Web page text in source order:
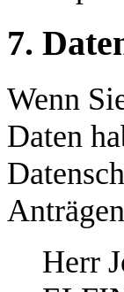
7.
Wenn
Daten
Herr